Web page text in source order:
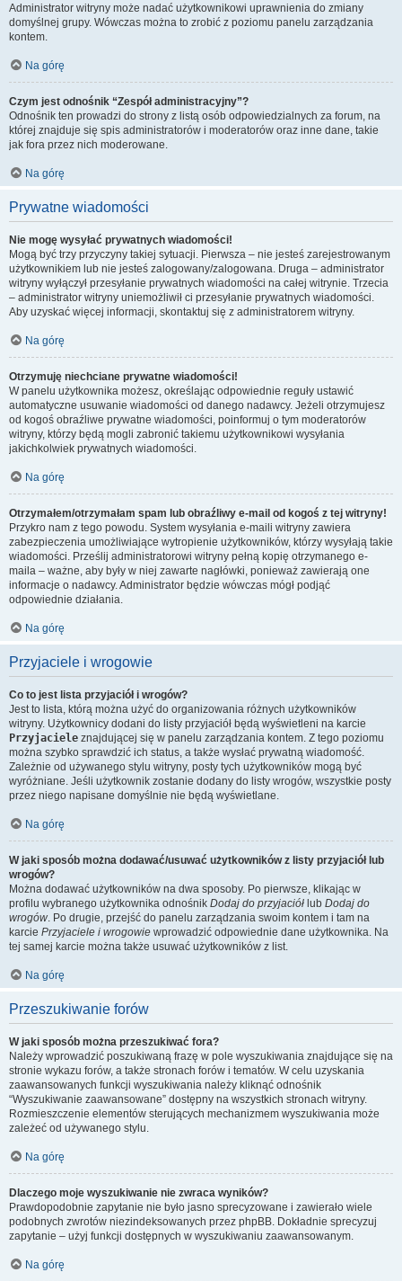
Administrator witryny może nadać użytkownikowi uprawnienia do zmiany
domyślnej grupy. Wówczas można to zrobić z poziomu panelu zarządzania
kontem.
Na górę
Czym jest odnośnik “Zespół administracyjny”?
Odnośnik ten prowadzi do strony z listą osób odpowiedzialnych za forum, na
której znajduje się spis administratorów i moderatorów oraz inne dane, takie
jak fora przez nich moderowane.
Na górę
Prywatne wiadomości
Nie mogę wysyłać prywatnych wiadomości!
Mogą być trzy przyczyny takiej sytuacji. Pierwsza – nie jesteś zarejestrowanym
użytkownikiem lub nie jesteś zalogowany/zalogowana. Druga – administrator
witryny wyłączył przesyłanie prywatnych wiadomości na całej witrynie. Trzecia
– administrator witryny uniemożliwił ci przesyłanie prywatnych wiadomości.
Aby uzyskać więcej informacji, skontaktuj się z administratorem witryny.
Na górę
Otrzymuję niechciane prywatne wiadomości!
W panelu użytkownika możesz, określając odpowiednie reguły ustawić
automatyczne usuwanie wiadomości od danego nadawcy. Jeżeli otrzymujesz
od kogoś obraźliwe prywatne wiadomości, poinformuj o tym moderatorów
witryny, którzy będą mogli zabronić takiemu użytkownikowi wysyłania
jakichkolwiek prywatnych wiadomości.
Na górę
Otrzymałem/otrzymałam spam lub obraźliwy e-mail od kogoś z tej witryny!
Przykro nam z tego powodu. System wysyłania e-maili witryny zawiera
zabezpieczenia umożliwiające wytropienie użytkowników, którzy wysyłają takie
wiadomości. Prześlij administratorowi witryny pełną kopię otrzymanego e-
maila – ważne, aby były w niej zawarte nagłówki, ponieważ zawierają one
informacje o nadawcy. Administrator będzie wówczas mógł podjąć
odpowiednie działania.
Na górę
Przyjaciele i wrogowie
Co to jest lista przyjaciół i wrogów?
Jest to lista, którą można użyć do organizowania różnych użytkowników
witryny. Użytkownicy dodani do listy przyjaciół będą wyświetleni na karcie
Przyjaciele znajdującej się w panelu zarządzania kontem. Z tego poziomu
można szybko sprawdzić ich status, a także wysłać prywatną wiadomość.
Zależnie od używanego stylu witryny, posty tych użytkowników mogą być
wyróżniane. Jeśli użytkownik zostanie dodany do listy wrogów, wszystkie posty
przez niego napisane domyślnie nie będą wyświetlane.
Na górę
W jaki sposób można dodawać/usuwać użytkowników z listy przyjaciół lub
wrogów?
Można dodawać użytkowników na dwa sposoby. Po pierwsze, klikając w
profilu wybranego użytkownika odnośnik Dodaj do przyjaciół lub Dodaj do
wrogów. Po drugie, przejść do panelu zarządzania swoim kontem i tam na
karcie Przyjaciele i wrogowie wprowadzić odpowiednie dane użytkownika. Na
tej samej karcie można także usuwać użytkowników z list.
Na górę
Przeszukiwanie forów
W jaki sposób można przeszukiwać fora?
Należy wprowadzić poszukiwaną frazę w pole wyszukiwania znajdujące się na
stronie wykazu forów, a także stronach forów i tematów. W celu uzyskania
zaawansowanych funkcji wyszukiwania należy kliknąć odnośnik
“Wyszukiwanie zaawansowane” dostępny na wszystkich stronach witryny.
Rozmieszczenie elementów sterujących mechanizmem wyszukiwania może
zależeć od używanego stylu.
Na górę
Dlaczego moje wyszukiwanie nie zwraca wyników?
Prawdopodobnie zapytanie nie było jasno sprecyzowane i zawierało wiele
podobnych zwrotów niezindeksowanych przez phpBB. Dokładnie sprecyzuj
zapytanie – użyj funkcji dostępnych w wyszukiwaniu zaawansowanym.
Na górę